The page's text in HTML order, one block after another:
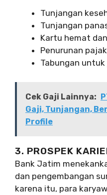
Tunjangan
Tunjangan
Kartu hemat
Penurunan
Tabungan
Cek Gaji Lainnya:
Gaji, Tunjangan,
Profile
3. PROSPEK
Bank Jatim
dan pengembangan
karena itu, para